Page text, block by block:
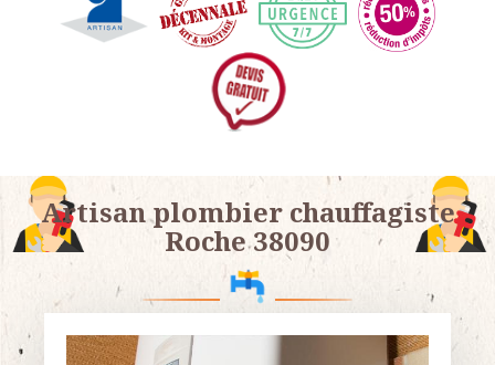
Artisan plombier chauffagiste
Roche 38090